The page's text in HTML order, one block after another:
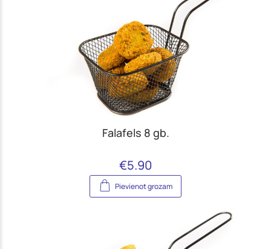
Falafels 8 gb.
€5.90
Pievienot grozam